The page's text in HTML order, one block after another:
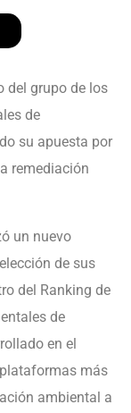
del grupo de los
de
su apuesta por
remediación
un nuevo
de sus
del Ranking de
de
en el
más
ambiental a